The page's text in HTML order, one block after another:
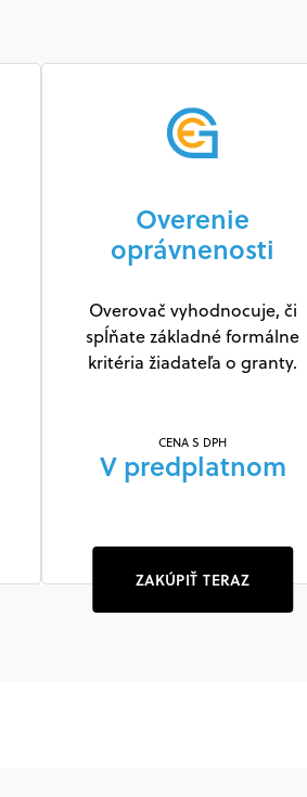
Overenie
oprávnenosti
Overovač vyhodnocuje, či
spĺňate základné formálne
kritéria žiadateľa o granty.
CENA S DPH
V predplatnom
ZAKÚPIŤ TERAZ